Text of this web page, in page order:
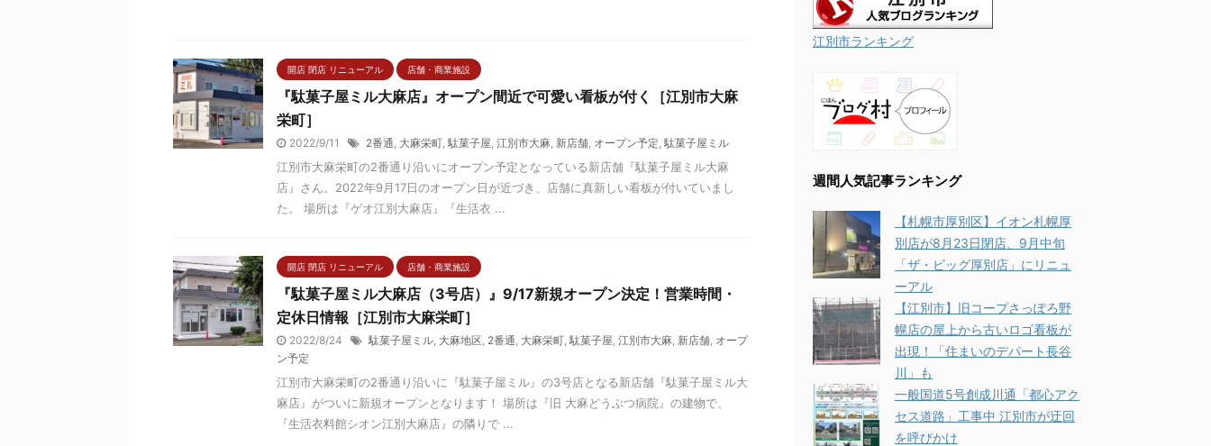
開店 閉店 リニューアル 店舗・商業施設
『駄菓子屋ミル大麻店』オープン間近で可愛い看板が付く［江別市大麻
栄町］
2022/9/11 2番通, 大麻栄町, 駄菓子屋, 江別市大麻, 新店舗, オープン予定, 駄菓子屋ミル
江別市大麻栄町の2番通り沿いにオープン予定となっている新店舗『駄菓子屋ミル大麻
店』さん。2022年9月17日のオープン日が近づき、店舗に真新しい看板が付いていまし
た。 場所は『ゲオ江別大麻店』『生活衣 ...
開店 閉店 リニューアル 店舗・商業施設
『駄菓子屋ミル大麻店（3号店）』9/17新規オープン決定！営業時間・
定休日情報［江別市大麻栄町］
2022/8/24 駄菓子屋ミル, 大麻地区, 2番通, 大麻栄町, 駄菓子屋, 江別市大麻, 新店舗, オープ
ン予定
江別市大麻栄町の2番通り沿いに『駄菓子屋ミル』の3号店となる新店舗『駄菓子屋ミル大
麻店』がついに新規オープンとなります！ 場所は『旧 大麻どうぶつ病院』の建物で、
『生活衣料館シオン江別大麻店』の隣りで ...
江別市ランキング
週間人気記事ランキング
【札幌市厚別区】イオン札幌厚
別店が8月23日閉店、9月中旬
「ザ・ビッグ厚別店」にリニュ
ーアル
【江別市】旧コープさっぽろ野
幌店の屋上から古いロゴ看板が
出現！「住まいのデパート長谷
川」も
一般国道5号創成川通「都心アク
セス道路」工事中 江別市が迂回
を呼びかけ